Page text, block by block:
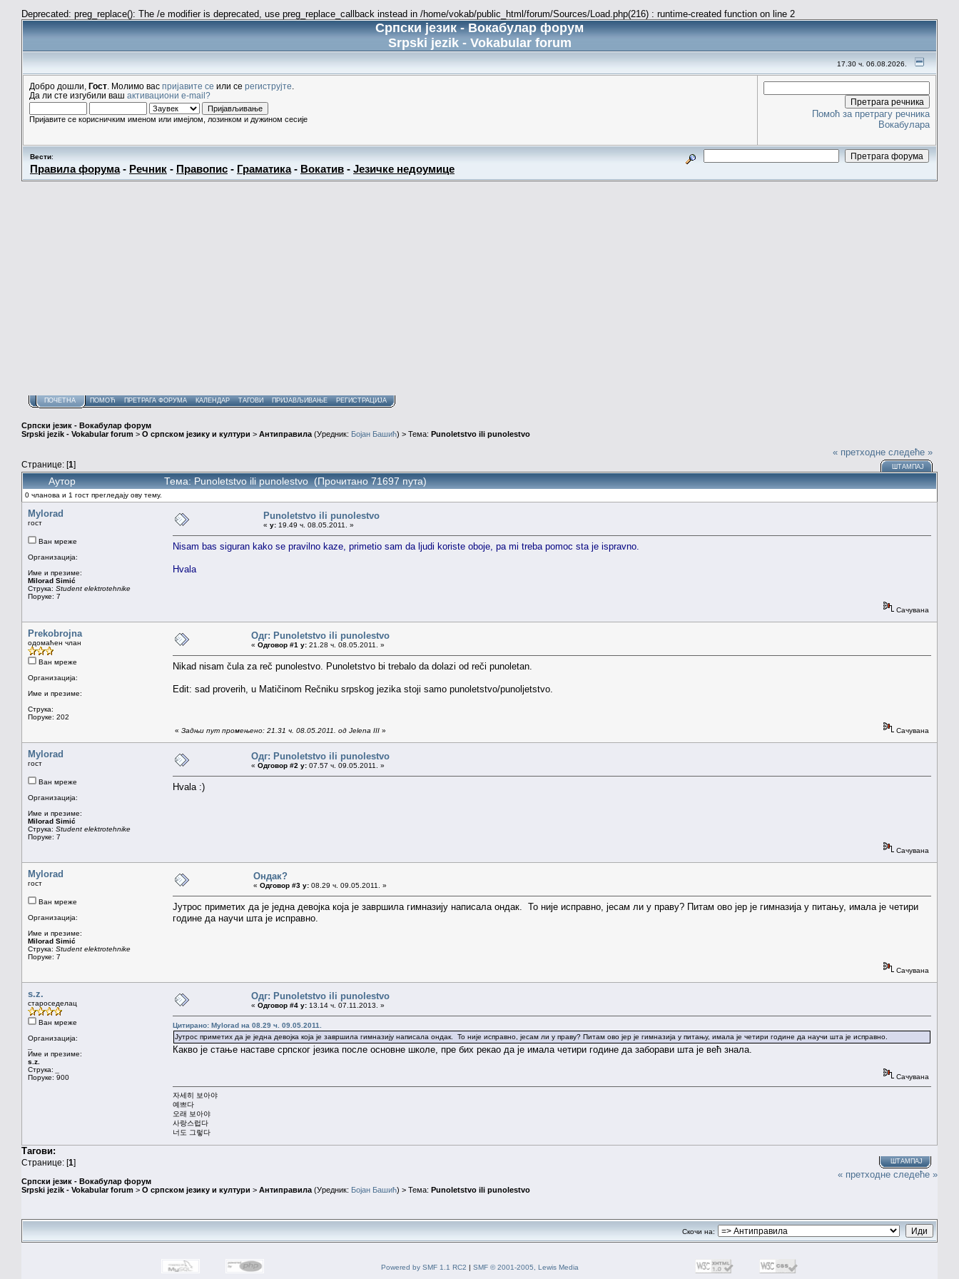
Deprecated: preg_replace(): The /e modifier is deprecated, use preg_replace_callback instead in /home/vokab/public_html/forum/Sources/Load.php(216) : runtime-created function on line 2
Српски језик - Вокабулар форум
Srpski jezik - Vokabular forum
17.30 ч. 06.08.2026.
Добро дошли, Гост . Молимо вас пријавите се или се региструјте
Да ли сте изгубили ваш активациони e-mail?
Пријавите се корисничким именом или имејлом, лозинком и дужином сесије
Помоћ за претрагу речника
Вокабулара
Вести:
Правила форума- Речник - Правопис - Граматика- Вокатив - Језичке недоумице
ПОЧЕТНА ПОМОЋ ПРЕТРАГА ФОРУМА КАЛЕНДАР ТАГОВИ ПРИЈАВЉИВАЊЕ РЕГИСТРАЦИЈА
Српски језик - Вокабулар форум
Srpski jezik - Vokabular forum > О српском језику и култури > Антиправила (Уредник: Бојан Башић) > Тема: Punoletstvo ili punolestvo
Странице: [1]
« претходне следеће »
ШТАМПАЈ
Аутор Тема: Punoletstvo ili punolestvo (Прочитано 71697 пута)
0 чланова и 1 гост прегледају ову тему.
Mylorad
гост
Ван мреже
Организација:
Име и презиме:
Milorad Simić
Струка: Student elektrotehnike
Поруке: 7
Punoletstvo ili punolestvo
« у: 19.49 ч. 08.05.2011. »
Nisam bas siguran kako se pravilno kaze, primetio sam da ljudi koriste oboje, pa mi treba pomoc sta je ispravno.
Hvala
Сачувана
Prekobrojna
одомаћен члан
Ван мреже
Организација:
Име и презиме:
Струка:
Поруке: 202
Одг: Punoletstvo ili punolestvo
« Одговор #1 у: 21.28 ч. 08.05.2011. »
Nikad nisam čula za reč punolestvo. Punoletstvo bi trebalo da dolazi od reči punoletan.
Edit: sad proverih, u Matičinom Rečniku srpskog jezika stoji samo punoletstvo/punoljetstvo.
« Задњи пут промењено: 21.31 ч. 08.05.2011. од Jelena III » Сачувана
Mylorad
гост
Ван мреже
Организација:
Име и презиме:
Milorad Simić
Струка: Student elektrotehnike
Поруке: 7
Одг: Punoletstvo ili punolestvo
« Одговор #2 у: 07.57 ч. 09.05.2011. »
Hvala :)
Сачувана
Mylorad
гост
Ван мреже
Организација:
Име и презиме:
Milorad Simić
Струка: Student elektrotehnike
Поруке: 7
Ондак?
« Одговор #3 у: 08.29 ч. 09.05.2011. »
Јутрос приметих да је једна девојка која је завршила гимназију написала ондак. То није исправно, јесам ли у праву? Питам ово јер је гимназија у питању, имала је четири
године да научи шта је исправно.
Сачувана
s.z.
староседелац
Ван мреже
Организација:
Име и презиме:
s.z.
Струка:
Поруке: 900
Одг: Punoletstvo ili punolestvo
« Одговор #4 у: 13.14 ч. 07.11.2013. »
Цитирано: Mylorad на 08.29 ч. 09.05.2011.
Јутрос приметих да је једна девојка која је завршила гимназију написала ондак. То није исправно, јесам ли у праву? Питам ово јер је гимназија у питању, имала је четири године да научи шта је исправно.
Какво је стање наставе српског језика после основне школе, пре бих рекао да је имала четири године да заборави шта је већ знала.
Сачувана
자세히 보아야
예쁘다
오래 보아야
사랑스럽다
너도 그렇다
Тагови:
Странице: [1] ШТАМПАЈ
Српски језик - Вокабулар форум
Srpski jezik - Vokabular forum > О српском језику и култури > Антиправила (Уредник: Бојан Башић) > Тема: Punoletstvo ili punolestvo
« претходне следеће »
Скочи на:
Powered by SMF 1.1 RC2 | SMF © 2001-2005, Lewis Media